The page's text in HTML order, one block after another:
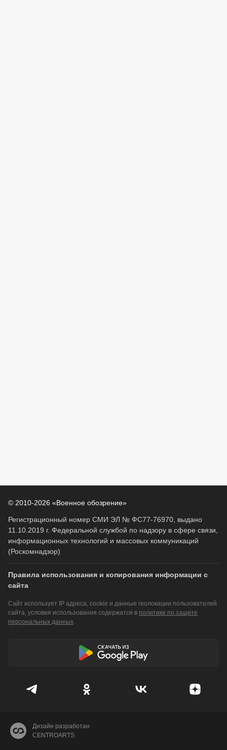
© 2010-2026 «Военное обозрение»
Регистрационный номер СМИ ЭЛ № ФС77-76970, выдано
11.10.2019 г. Федеральной службой по надзору в сфере связи,
информационных технологий и массовых коммуникаций
(Роскомнадзор)
Правила использования и копирования информации с
сайта
Сайт использует IP адреса, cookie и данные геолокации пользователей
сайта, условия использования содержатся в политике по защите
персональных данных.
Дизайн разработан
CENTROARTS